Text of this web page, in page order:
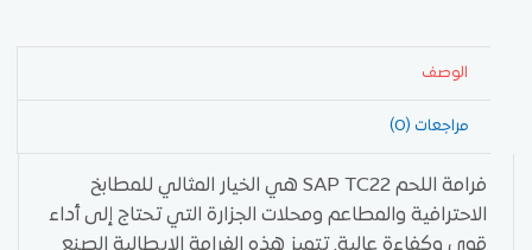
الوصف
مراجعات (0)
فرامة اللحم SAP TC22 هي الخيار المثالي للمطابخ
الاحترافية والمطاعم ومحلات الجزارة التي تحتاج إلى أداء
قوي وكفاءة عالية. تتميز هذه الفرامة الإيطالية الصنع